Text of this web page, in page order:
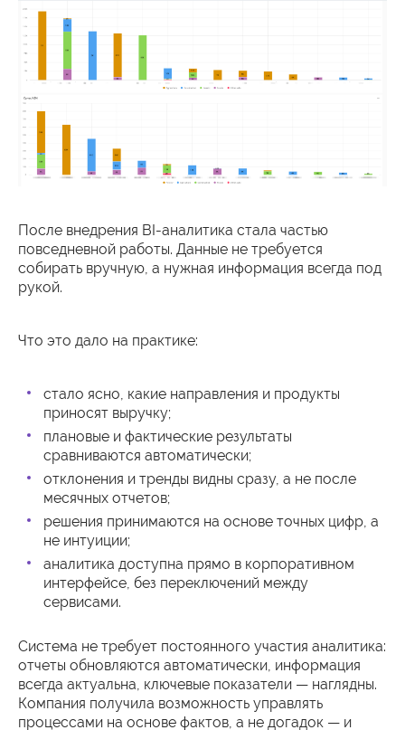
После внедрения BI-аналитика стала частью
повседневной работы. Данные не требуется
собирать вручную, а нужная информация всегда под
рукой.
Что это дало на практике:
стало ясно, какие направления и продукты
приносят выручку;
плановые и фактические результаты
сравниваются автоматически;
отклонения и тренды видны сразу, а не после
месячных отчетов;
решения принимаются на основе точных цифр, а
не интуиции;
аналитика доступна прямо в корпоративном
интерфейсе, без переключений между
сервисами.
Система не требует постоянного участия аналитика:
отчеты обновляются автоматически, информация
всегда актуальна, ключевые показатели — наглядны.
Компания получила возможность управлять
процессами на основе фактов, а не догадок — и